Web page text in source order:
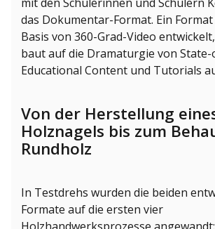
das Dokumentar-Format. Ein
Basis von 360-Grad-Video
baut auf die Dramaturgie von
Educational Content und Tutorials
Von der Herstellung
Holznagels bis zum
Rundholz
In Testdrehs wurden die beiden
Formate auf die ersten vier
Holzhandwerksprozesse